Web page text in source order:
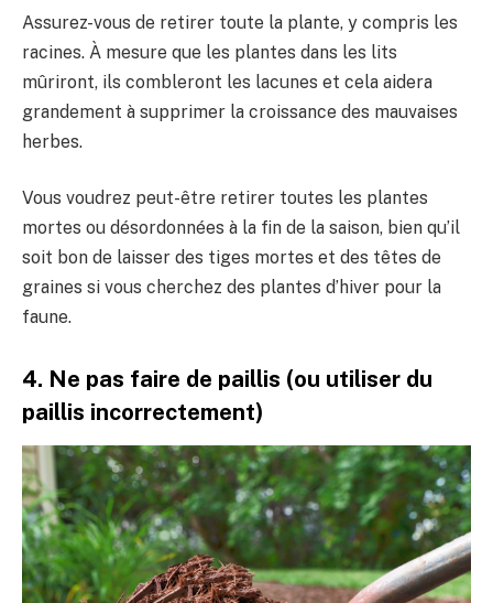
Assurez-vous de retirer toute la plante, y compris les
racines. À mesure que les plantes dans les lits
mûriront, ils combleront les lacunes et cela aidera
grandement à supprimer la croissance des mauvaises
herbes.
Vous voudrez peut-être retirer toutes les plantes
mortes ou désordonnées à la fin de la saison, bien qu’il
soit bon de laisser des tiges mortes et des têtes de
graines si vous cherchez des plantes d’hiver pour la
faune.
4. Ne pas faire de paillis (ou utiliser du
paillis incorrectement)